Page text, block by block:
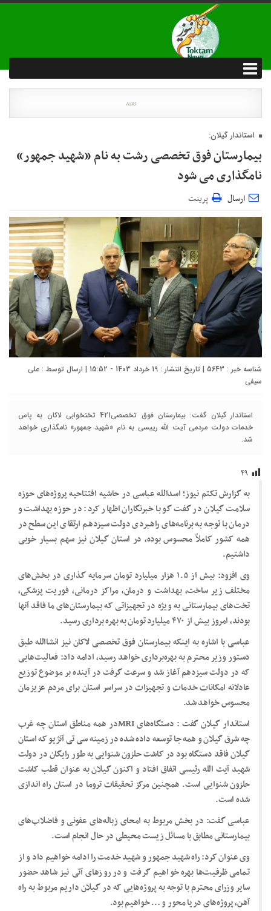
استاندار گیلان:
بیمارستان فوق تخصصی رشت به نام «شهید جمهور»
نامگذاری می شود
ارسال پرینت
شناسه خبر : 5643 | تاریخ انتشار : 19 خرداد 1403 - 15:52 | ارسال توسط :
علی
سیفی
استاندار گیلان گفت: بیمارستان فوق تخصصی421 تختخوابی لاکان به پاس
خدمات دولت مردمی آیت الله رییسی به نام «شهید جمهور» نامگذاری خواهد
شد.
۴۹
به گزارش تکتم نیوز؛ اسدالله عباسی در حاشیه افتتاحیه پروژه‌های حوزه
سلامت گیلان در گفت گو با خبرنگاران اظهار کرد: در حوزه بهداشت و
درمان با توجه به برنامه‌های راهبردی دولت سیزدهم ارتقای این سطح در
همه کشور کاملاً محسوس بوده، در استان گیلان نیز سهم بسیار خوبی
داشتیم.
وی افزود: بیش از ۱.۵ هزار میلیارد تومان سرمایه گذاری در بخش‌های
مختلف زیر ساخت، بهداشت و درمان، مراکز درمانی، فوریت پزشکی،
تخت‌های بیمارستانی به ویژه در تجهیزاتی که بیمارستان‌های ما فاقد آنها
بودند، امروز بیش از ۴۷۰ میلیارد تومان به بهره برداری رسید.
عباسی با اشاره به اینکه بیمارستان فوق تخصصی لاکان نیز انشاالله طبق
دستور وزیر محترم به بهره‌برداری خواهد رسید، ادامه داد: فعالیت‌هایی
که در دولت سیزدهم آغاز شد و سرعت گرفت در آینده بر موضوع توزیع
عادلانه امکانات خدمات و تجهیزات در سراسر استان برای مردم عزیزمان
محسوس خواهد شد.
استاندار گیلان گفت : دستگاه‌های MRIدر همه مناطق استان چه غرب
چه شرق گیلان و همه جا توسعه داده شده در زمینه سی تی آنژیو که استان
گیلان فاقد دستگاه بود در کاشت حلزون شنوایی به طور رایگان در دولت
شهید آیت الله رئیسی اتفاق افتاد و اکنون گیلان به عنوان قطب کاشت
حلزون شنوایی است. همچنین مرکز تحقیقات تروما در استان راه اندازی
شده است.
عباسی گفت: در بخش مربوط به امحای زباله‌های عفونی و فاضلاب‌های
بیمارستانی مطابق با مسائل زیست محیطی در حال انجام است.
وی عنوان کرد: راه شهید جمهور و شهید خدمت را ادامه خواهیم داد و از
تمامی ظرفیت‌ها بهره خواهیم گرفت و در روزهای آتی نیز شاهد حضور
سایر وزرای محترم با توجه به پروژه‌هایی که در گیلان داریم مربوط به راه
آهن، پروژه‌های دریا محور و … خواهیم بود.